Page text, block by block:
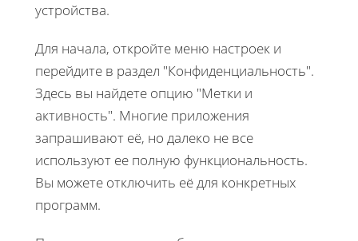
устройства.
Для начала, откройте меню настроек и
перейдите в раздел "Конфиденциальность".
Здесь вы найдете опцию "Метки и
активность". Многие приложения
запрашивают её, но далеко не все
используют ее полную функциональность.
Вы можете отключить её для конкретных
программ.